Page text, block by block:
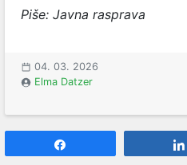
Piše: Javna rasprava
04. 03. 2026
Elma Datzer